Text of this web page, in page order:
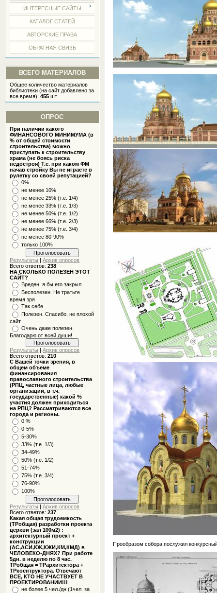
ИНТЕРЕСНЫЕ САЙТЫ
КАТАЛОГ СТАТЕЙ
АВТОРСКИЕ ПРАВА
ОБРАТНАЯ СВЯЗЬ
ВСЕГО МАТЕРИАЛОВ
Общее количество материалов
библиотеки (на сайт добавлено за
все время):455 шт.
ОПРОС
При наличии какого
ФИНАНСОВОГО МИНИМУМА (в
% от общей стоимости
строительства) можно
приступать к строительству
храма (не боясь риска
недостроя) Т.е. при каком ФМ
начав стройку Вы не играете в
рулетку со своей репутацией?
0%
не менее 10%
не менее 25% (т.е. 1/4)
не менее 33% (т.е. 1/3)
не менее 50% (т.е. 1/2)
не менее 66% (т.е. 2/3)
не менее 75% (т.е. 3/4)
не менее 80-90%
только 100%
Результаты |Архив опросов
Всего ответов:238
НА СКОЛЬКО ПОЛЕЗЕН ЭТОТ
САЙТ?
Вреден, я бы его закрыл
Бесполезен. Не тратьте
время зря
Так себе
Полезен. Спасибо, не плохой
сайт
Очень даже полезен.
Благодарю от всей души!
Результаты |Архив опросов
Всего ответов:210
С Вашей точки зрения, в
общем объеме
финансирования
православного строительства
(РПЦ, частные лица, любые
организации, в т.ч.
государственные) какой %
участия должен приходиться
на РПЦ? Рассматриваются все
города и регионы.
0 %
0-5%
5-30%
33% (т.е. 1/3)
34-49%
50% (т.е. 1/2)
51-74%
75% (т.е. 3/4)
76-90%
100%
Результаты |Архив опросов
Всего ответов:237
Какая общая трудоемкость
(ТРобщая) разработки проекта
церкви (зал 100м2) :
архитектурный проект +
конструкции
(АС,АСИ,КЖ,КЖИ,КМ,КМД) в
ЧЕЛОВЕКО-ДНЯХ? При работе
5дн. в неделю по 8 час.
ТРобщая = ТРархитектора +
ТРкоснтруктора. Отвечают
ВСЕ, КТО НЕ УЧАСТВУЕТ В
ПРОЕКТИРОВАНИИ!!!
не более 5 чел./дн (1чел. за
Прообразом собора послужил